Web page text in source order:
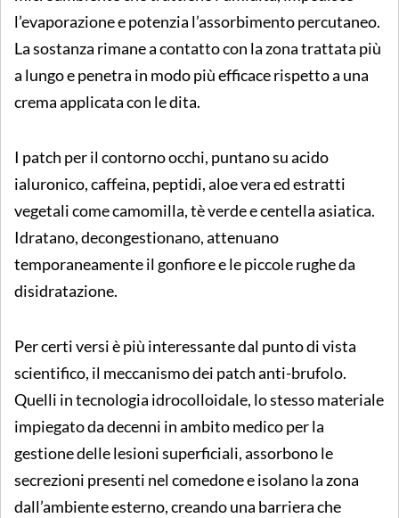
l’evaporazione e potenzia l’assorbimento percutaneo.
La sostanza rimane a contatto con la zona trattata più
a lungo e penetra in modo più efficace rispetto a una
crema applicata con le dita.
I patch per il contorno occhi, puntano su acido
ialuronico, caffeina, peptidi, aloe vera ed estratti
vegetali come camomilla, tè verde e centella asiatica.
Idratano, decongestionano, attenuano
temporaneamente il gonfiore e le piccole rughe da
disidratazione.
Per certi versi è più interessante dal punto di vista
scientifico, il meccanismo dei patch anti-brufolo.
Quelli in tecnologia idrocolloidale, lo stesso materiale
impiegato da decenni in ambito medico per la
gestione delle lesioni superficiali, assorbono le
secrezioni presenti nel comedone e isolano la zona
dall’ambiente esterno, creando una barriera che